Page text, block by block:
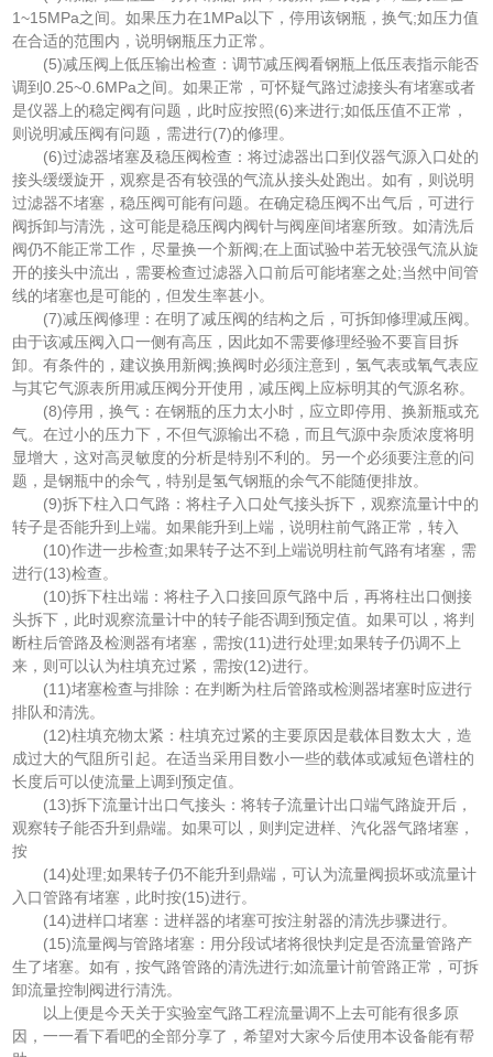
1~15MPa之间。如果压力在1MPa以下，停用该钢瓶，换气;如压力值
在合适的范围内，说明钢瓶压力正常。
(5)减压阀上低压输出检查：调节减压阀看钢瓶上低压表指示能否
调到0.25~0.6MPa之间。如果正常，可怀疑气路过滤接头有堵塞或者
是仪器上的稳定阀有问题，此时应按照(6)来进行;如低压值不正常，
则说明减压阀有问题，需进行(7)的修理。
(6)过滤器堵塞及稳压阀检查：将过滤器出口到仪器气源入口处的
接头缓缓旋开，观察是否有较强的气流从接头处跑出。如有，则说明
过滤器不堵塞，稳压阀可能有问题。在确定稳压阀不出气后，可进行
阀拆卸与清洗，这可能是稳压阀内阀针与阀座间堵塞所致。如清洗后
阀仍不能正常工作，尽量换一个新阀;在上面试验中若无较强气流从旋
开的接头中流出，需要检查过滤器入口前后可能堵塞之处;当然中间管
线的堵塞也是可能的，但发生率甚小。
(7)减压阀修理：在明了减压阀的结构之后，可拆卸修理减压阀。
由于该减压阀入口一侧有高压，因此如不需要修理经验不要盲目拆
卸。有条件的，建议换用新阀;换阀时必须注意到，氢气表或氧气表应
与其它气源表所用减压阀分开使用，减压阀上应标明其的气源名称。
(8)停用，换气：在钢瓶的压力太小时，应立即停用、换新瓶或充
气。在过小的压力下，不但气源输出不稳，而且气源中杂质浓度将明
显增大，这对高灵敏度的分析是特别不利的。另一个必须要注意的问
题，是钢瓶中的余气，特别是氢气钢瓶的余气不能随便排放。
(9)拆下柱入口气路：将柱子入口处气接头拆下，观察流量计中的
转子是否能升到上端。如果能升到上端，说明柱前气路正常，转入
(10)作进一步检查;如果转子达不到上端说明柱前气路有堵塞，需
进行(13)检查。
(10)拆下柱出端：将柱子入口接回原气路中后，再将柱出口侧接
头拆下，此时观察流量计中的转子能否调到预定值。如果可以，将判
断柱后管路及检测器有堵塞，需按(11)进行处理;如果转子仍调不上
来，则可以认为柱填充过紧，需按(12)进行。
(11)堵塞检查与排除：在判断为柱后管路或检测器堵塞时应进行
排队和清洗。
(12)柱填充物太紧：柱填充过紧的主要原因是载体目数太大，造
成过大的气阻所引起。在适当采用目数小一些的载体或减短色谱柱的
长度后可以使流量上调到预定值。
(13)拆下流量计出口气接头：将转子流量计出口端气路旋开后，
观察转子能否升到鼎端。如果可以，则判定进样、汽化器气路堵塞，
按
(14)处理;如果转子仍不能升到鼎端，可认为流量阀损坏或流量计
入口管路有堵塞，此时按(15)进行。
(14)进样口堵塞：进样器的堵塞可按注射器的清洗步骤进行。
(15)流量阀与管路堵塞：用分段试堵将很快判定是否流量管路产
生了堵塞。如有，按气路管路的清洗进行;如流量计前管路正常，可拆
卸流量控制阀进行清洗。
以上便是今天关于实验室气路工程流量调不上去可能有很多原
因，一一看下看吧的全部分享了，希望对大家今后使用本设备能有帮